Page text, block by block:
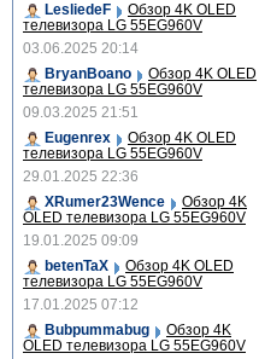
LesliedeF
Обзор 4K OLED
телевизора LG 55EG960V
03.06.2025 20:14
BryanBoano
Обзор 4K OLED
телевизора LG 55EG960V
09.03.2025 21:51
Eugenrex
Обзор 4K OLED
телевизора LG 55EG960V
29.01.2025 22:36
XRumer23Wence
Обзор 4K
OLED телевизора LG 55EG960V
19.01.2025 09:09
betenTaX
Обзор 4K OLED
телевизора LG 55EG960V
17.01.2025 07:12
Bubpummabug
Обзор 4K
OLED телевизора LG 55EG960V